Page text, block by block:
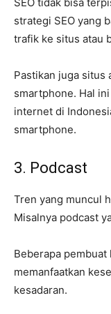
SEO tidak bisa
strategi SEO yang
trafik ke situs atau
Pastikan juga situs
smartphone. Hal
internet di
smartphone.
3. Podcast
Tren yang muncul
Misalnya podcast
Beberapa
memanfaatkan
kesadaran.